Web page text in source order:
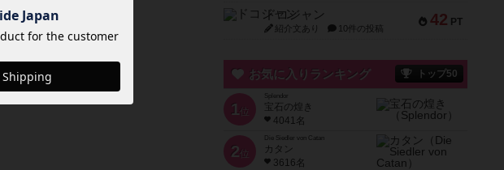
42 PT
ドコジャン
紹介文あり 10件の投稿
お気に入りランキング トップ50
1位
Splendor
宝石の煌き
4041名
2位
Die Siedler von Catan
カタン
3616名